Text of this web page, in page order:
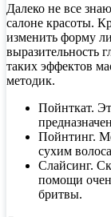
Далеко не все
салоне красоты.
изменить форму
выразительность
таких эффектов
методик.
Пойнткат.
Пойнтинг.
сухим
Слайсинг.
помощи
бритвы.